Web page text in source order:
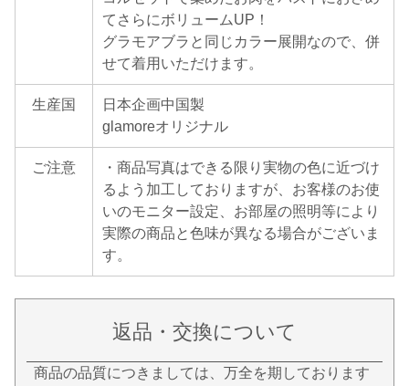
てさらにボリュームUP！
グラモアブラと同じカラー展開なので、併
せて着用いただけます。
生産国
日本企画中国製
glamoreオリジナル
ご注意
・商品写真はできる限り実物の色に近づけ
るよう加工しておりますが、お客様のお使
いのモニター設定、お部屋の照明等により
実際の商品と色味が異なる場合がございま
す。
返品・交換について
商品の品質につきましては、万全を期しております